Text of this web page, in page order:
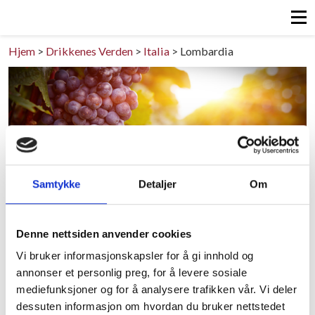
Samtykke Detaljer Om
Denne nettsiden anvender cookies
Vi bruker informasjonskapsler for å gi innhold og
annonser et personlig preg, for å levere sosiale
mediefunksjoner og for å analysere trafikken vår. Vi deler
dessuten informasjon om hvordan du bruker nettstedet
Hjem > Drikkenes Verden > Italia > Lombardia
Lombardia
ITALIA
Lombardia er mest kjent for produksjon av røde viner
og produksjonen av god musserende vin. I Valtellina,